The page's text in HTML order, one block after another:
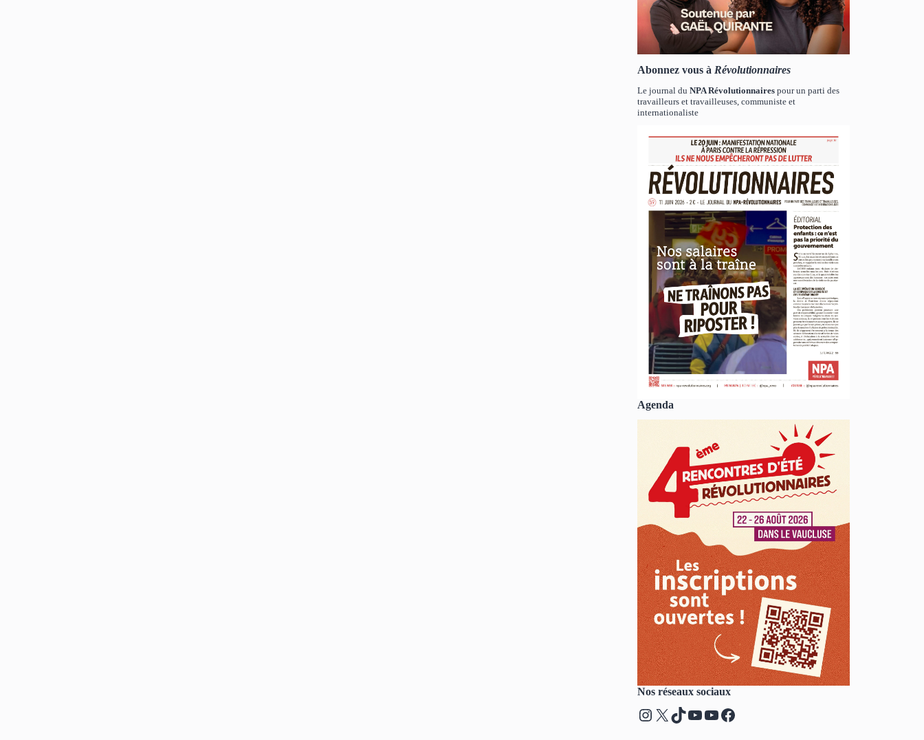
Abonnez vous à Révolutionnaires
Le journal duNPA Révolutionnaires pour un parti des
travailleurs et travailleuses, communiste et
internationaliste
Agenda
Nos réseaux sociaux
Instagram
X TikTok
YouTube
YouTube
Facebook